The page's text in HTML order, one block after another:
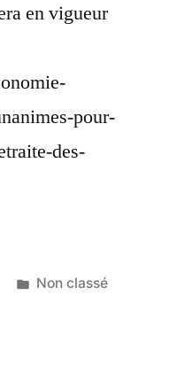
en vigueur
pour-
des-
Non classé